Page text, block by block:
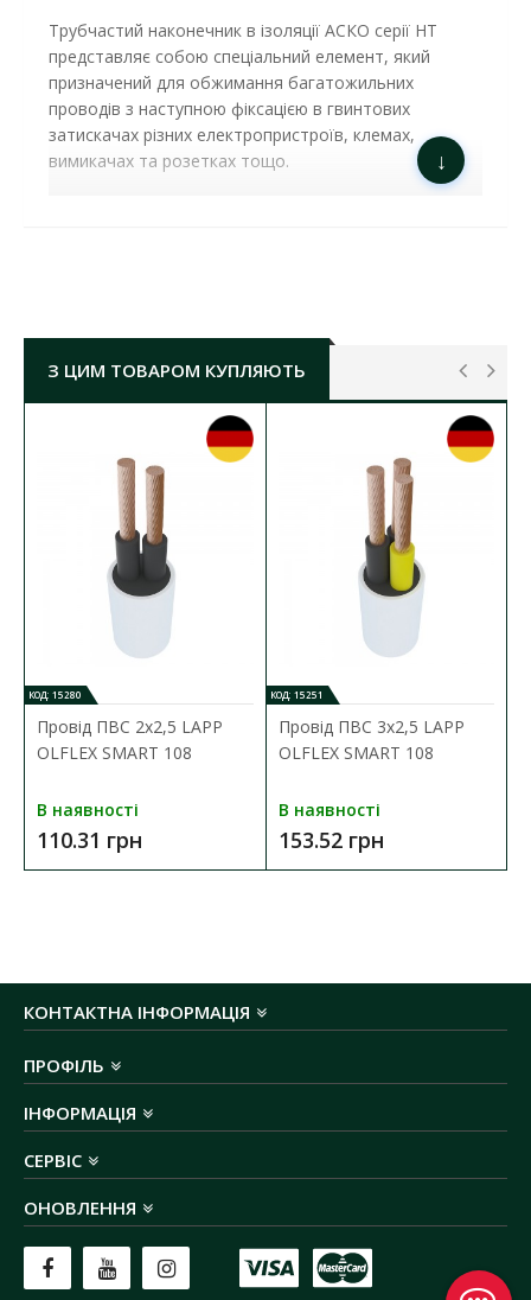
Трубчастий наконечник в ізоляції АСКО серії HT
представляє собою спеціальний елемент, який
призначений для обжимання багатожильних
проводів з наступною фіксацією в гвинтових
затискачах різних електропристроїв, клемах,
вимикачах та розетках тощо.
матеріал: луджена латунь
ізоляція:ПВХ, не підтримуючий горіння
кількість в упаковці: 100 шт
↓
З ЦИМ ТОВАРОМ КУПЛЯЮТЬ
КОД: 15280
Провід ПВС 2х2,5 LAPP
OLFLEX SMART 108
В наявності
110.31 грн
КОД: 15251
Провід ПВС 3х2,5 LAPP
OLFLEX SMART 108
В наявності
153.52 грн
КОНТАКТНА ІНФОРМАЦІЯ
ПРОФІЛЬ
ІНФОРМАЦІЯ
СЕРВІС
ОНОВЛЕННЯ